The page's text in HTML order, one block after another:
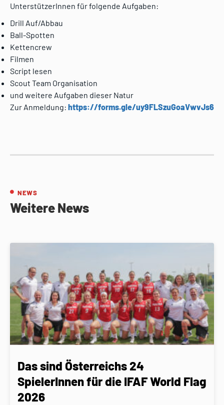
UnterstützerInnen für folgende Aufgaben:
Drill Auf/Abbau
Ball-Spotten
Kettencrew
Filmen
Script lesen
Scout Team Organisation
und weitere Aufgaben dieser Natur
Zur Anmeldung: https://forms.gle/uy9FLSzuGoaVwvJs6
NEWS
Weitere News
Das sind Österreichs 24
SpielerInnen für die IFAF World Flag
2026